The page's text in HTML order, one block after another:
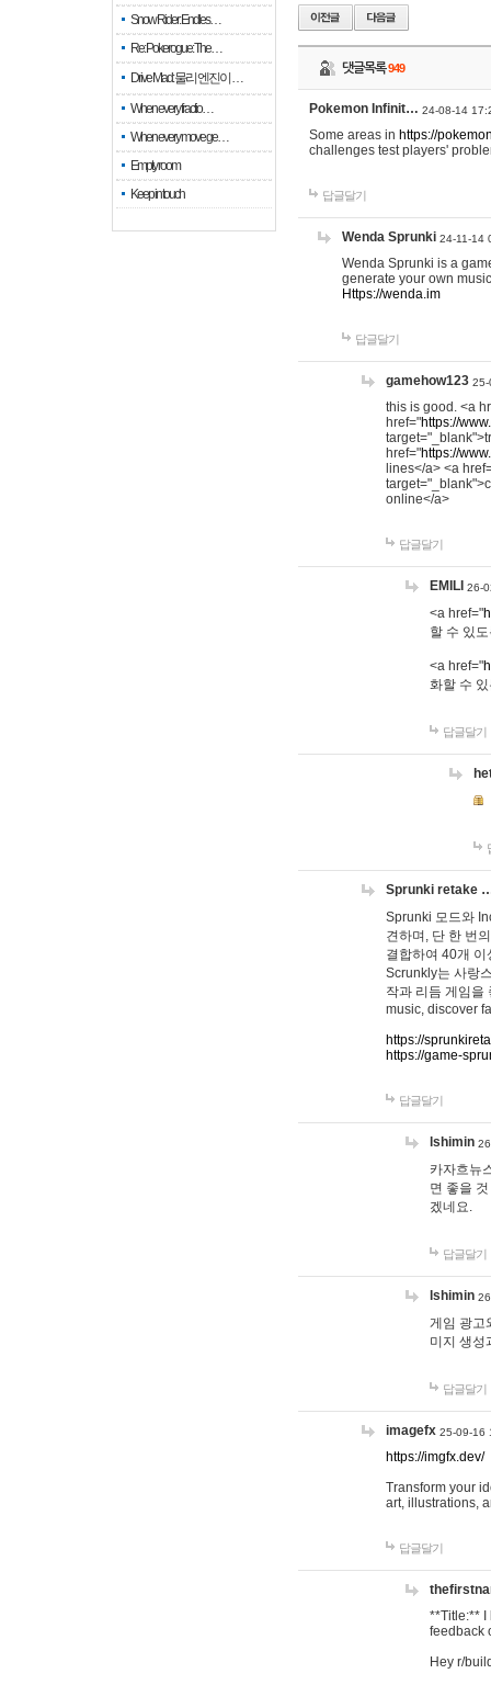
Snow Rider: Endles…
Re: Pokerogue: The…
Drive Mad: 물리 엔진이 …
When every fractio…
When every move ge…
Empty room
Keep in touch
댓글목록949
Pokemon Infinit… 24-08-14
Some areas in https://
challenges test players'
답글달기
Wenda Sprunki 24-11-14
Wenda Sprunki is a
generate your own
Https://wenda.im
답글달기
gamehow123 25-
this is good. <a
href="https://
href="https://
lines</a> <a
online</a>
답글달기
EMILI 26-
<a href="
할 수 있
<a href="
화할 수
답글달기
Sprunki retake
Sprunki 모드와
견하며, 단 한 번
결합하여 40개
Scrunkly는 사랑
작과 리듬 게임을
music, discover
https://
https://game-
답글달기
lshimin
카자흐뉴
면 좋을
겠네요.
답글달기
lshimin
게임 광고
미지 생성
답글달기
imagefx 25-09-16
https://imgfx.dev/
Transform your
art, illustrations,
답글달기
**Title:** I
feedback
Hey r/